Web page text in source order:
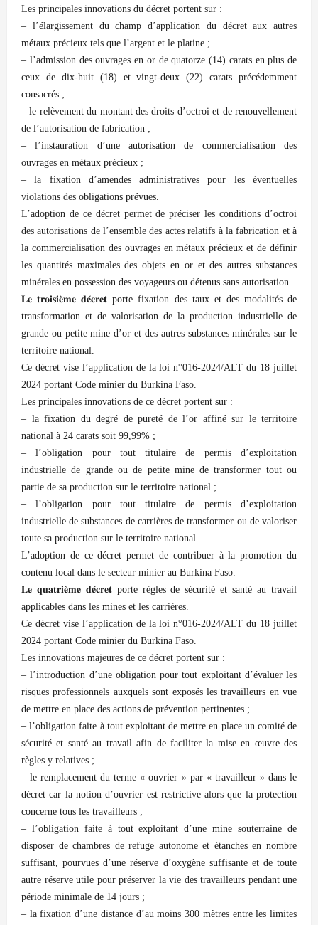
Les principales innovations du décret portent sur :
– l’élargissement du champ d’application du décret aux autres
métaux précieux tels que l’argent et le platine ;
– l’admission des ouvrages en or de quatorze (14) carats en plus de
ceux de dix-huit (18) et vingt-deux (22) carats précédemment
consacrés ;
– le relèvement du montant des droits d’octroi et de renouvellement
de l’autorisation de fabrication ;
– l’instauration d’une autorisation de commercialisation des
ouvrages en métaux précieux ;
– la fixation d’amendes administratives pour les éventuelles
violations des obligations prévues.
L’adoption de ce décret permet de préciser les conditions d’octroi
des autorisations de l’ensemble des actes relatifs à la fabrication et à
la commercialisation des ouvrages en métaux précieux et de définir
les quantités maximales des objets en or et des autres substances
minérales en possession des voyageurs ou détenus sans autorisation.
𝐋𝐞 𝐭𝐫𝐨𝐢𝐬𝐢𝐞̀𝐦𝐞 𝐝𝐞́𝐜𝐫𝐞𝐭 porte fixation des taux et des modalités de
transformation et de valorisation de la production industrielle de
grande ou petite mine d’or et des autres substances minérales sur le
territoire national.
Ce décret vise l’application de la loi n°016-2024/ALT du 18 juillet
2024 portant Code minier du Burkina Faso.
Les principales innovations de ce décret portent sur :
– la fixation du degré de pureté de l’or affiné sur le territoire
national à 24 carats soit 99,99% ;
– l’obligation pour tout titulaire de permis d’exploitation
industrielle de grande ou de petite mine de transformer tout ou
partie de sa production sur le territoire national ;
– l’obligation pour tout titulaire de permis d’exploitation
industrielle de substances de carrières de transformer ou de valoriser
toute sa production sur le territoire national.
L’adoption de ce décret permet de contribuer à la promotion du
contenu local dans le secteur minier au Burkina Faso.
𝐋𝐞 𝐪𝐮𝐚𝐭𝐫𝐢𝐞̀𝐦𝐞 𝐝𝐞́𝐜𝐫𝐞𝐭 porte règles de sécurité et santé au travail
applicables dans les mines et les carrières.
Ce décret vise l’application de la loi n°016-2024/ALT du 18 juillet
2024 portant Code minier du Burkina Faso.
Les innovations majeures de ce décret portent sur :
– l’introduction d’une obligation pour tout exploitant d’évaluer les
risques professionnels auxquels sont exposés les travailleurs en vue
de mettre en place des actions de prévention pertinentes ;
– l’obligation faite à tout exploitant de mettre en place un comité de
sécurité et santé au travail afin de faciliter la mise en œuvre des
règles y relatives ;
– le remplacement du terme « ouvrier » par « travailleur » dans le
décret car la notion d’ouvrier est restrictive alors que la protection
concerne tous les travailleurs ;
– l’obligation faite à tout exploitant d’une mine souterraine de
disposer de chambres de refuge autonome et étanches en nombre
suffisant, pourvues d’une réserve d’oxygène suffisante et de toute
autre réserve utile pour préserver la vie des travailleurs pendant une
période minimale de 14 jours ;
– la fixation d’une distance d’au moins 300 mètres entre les limites